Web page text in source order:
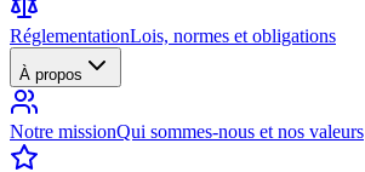
RéglementationLois, normes et obligations
À propos
Notre missionQui sommes-nous et nos valeurs